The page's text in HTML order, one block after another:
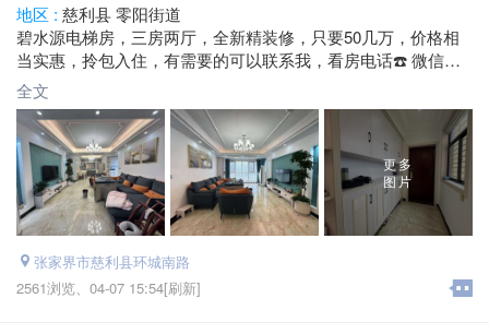
地区 : 慈利县 零阳街道
碧水源电梯房，三房两厅，全新精装修，只要50几万，价格相
当实惠，拎包入住，有需要的可以联系我，看房电话☎️ 微信同
号
全文
更多
图片
张家界市慈利县环城南路
2561浏览、 04-07 15:54[刷新]